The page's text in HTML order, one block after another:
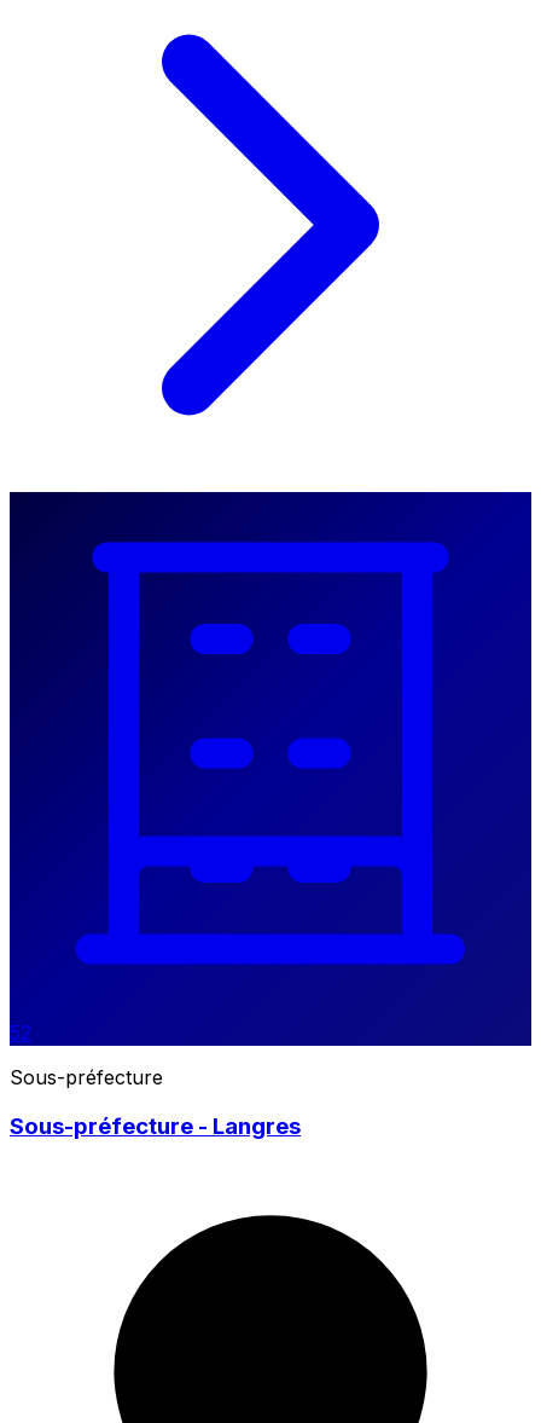
52
Sous-préfecture
Sous-préfecture - Langres